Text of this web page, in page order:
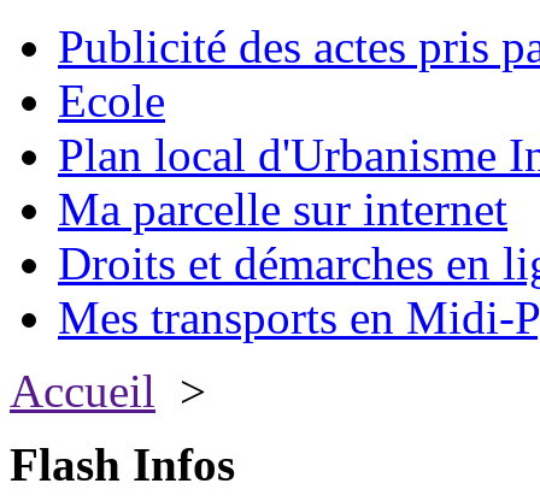
Publicité des actes pris
Ecole
Plan local d'Urbanisme
Ma parcelle sur internet
Droits et démarches en
Mes transports en Midi-
Accueil >
Flash Infos